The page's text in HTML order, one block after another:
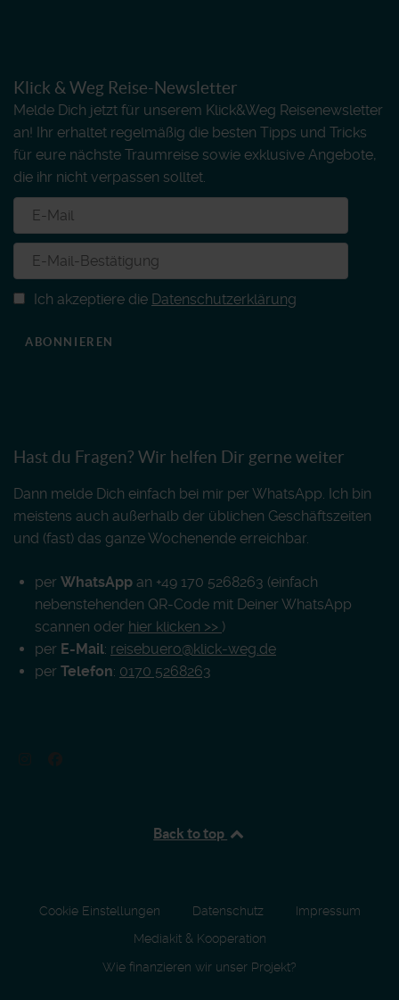
Klick & Weg Reise-Newsletter
Melde Dich jetzt für unserem Klick&Weg Reisenewsletter
an! Ihr erhaltet regelmäßig die besten Tipps und Tricks
für eure nächste Traumreise sowie exklusive Angebote,
die ihr nicht verpassen solltet.
Ich akzeptiere die Datenschutzerklärung
ABONNIEREN
Hast du Fragen? Wir helfen Dir gerne weiter
Dann melde Dich einfach bei mir per WhatsApp. Ich bin
meistens auch außerhalb der üblichen Geschäftszeiten
und (fast) das ganze Wochenende erreichbar.
per WhatsApp an +49 170 5268263 (einfach
nebenstehenden QR-Code mit Deiner WhatsApp
scannen oder hier klicken >> )
per E-Mail: reisebuero@klick-weg.de
per Telefon: 0170 5268263
Back to top
Cookie Einstellungen Datenschutz
Impressum
Mediakit & Kooperation
Wie finanzieren wir unser Projekt?